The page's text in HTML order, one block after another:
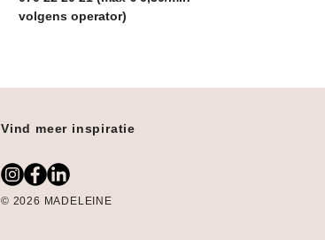
volgens operator)
Vind meer inspiratie
© 2026 MADELEINE